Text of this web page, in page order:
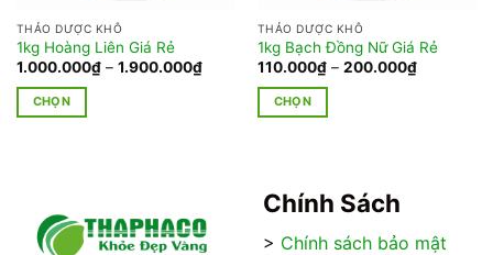
THẢO DƯỢC KHÔ
1kg Hoàng Liên Giá Rẻ
1.000.000₫ – 1.900.000₫Khoảng
giá:
1.000.000₫
CHỌN
nhiều
biến
THẢO DƯỢC KHÔ
1kg Bạch Đồng Nữ Giá Rẻ
110.000₫ – 200.000₫Khoảng
giá:
CHỌN
có
nhiều
biến
Chính Sách
> Chính sách bảo mật